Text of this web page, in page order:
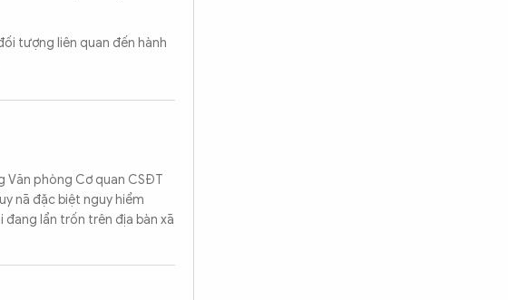
tượng liên quan đến hành
Văn phòng Cơ quan CSĐT
nã đặc biệt nguy hiểm
đang lẩn trốn trên địa bàn xã